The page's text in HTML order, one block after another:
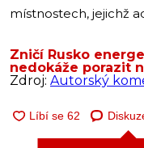
místnostech, jejichž
Zničí Rusko
nedokáže porazit
Zdroj: Autorský